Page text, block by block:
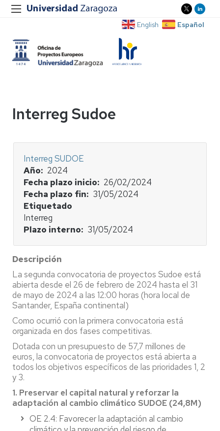
English Español
Interreg Sudoe
Interreg SUDOE
Año
2024
Fecha plazo inicio
26/02/2024
Fecha plazo fin
31/05/2024
Etiquetado
Interreg
Plazo interno
31/05/2024
Descripción
La segunda convocatoria de proyectos Sudoe está
abierta desde el 26 de febrero de 2024 hasta el 31
de mayo de 2024 a las 12:00 horas (hora local de
Santander, España continental)
Como ocurrió con la primera convocatoria está
organizada en dos fases competitivas.
Dotada con un presupuesto de 57,7 millones de
euros, la convocatoria de proyectos está abierta a
todos los objetivos específicos de las prioridades 1, 2
y 3.
1. Preservar el capital natural y reforzar la
adaptación al cambio climático SUDOE (24,8M)
OE 2.4: Favorecer la adaptación al cambio